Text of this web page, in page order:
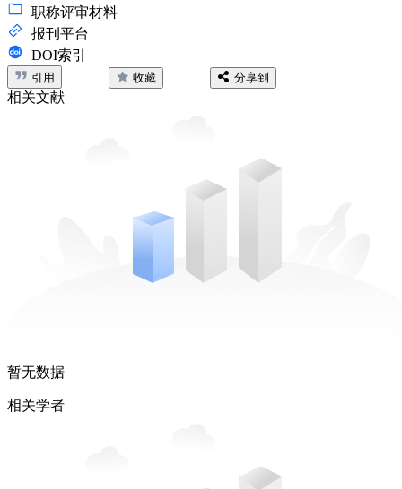
职称评审材料
报刊平台
DOI索引
引用 收藏 分享到
相关文献
暂无数据
相关学者